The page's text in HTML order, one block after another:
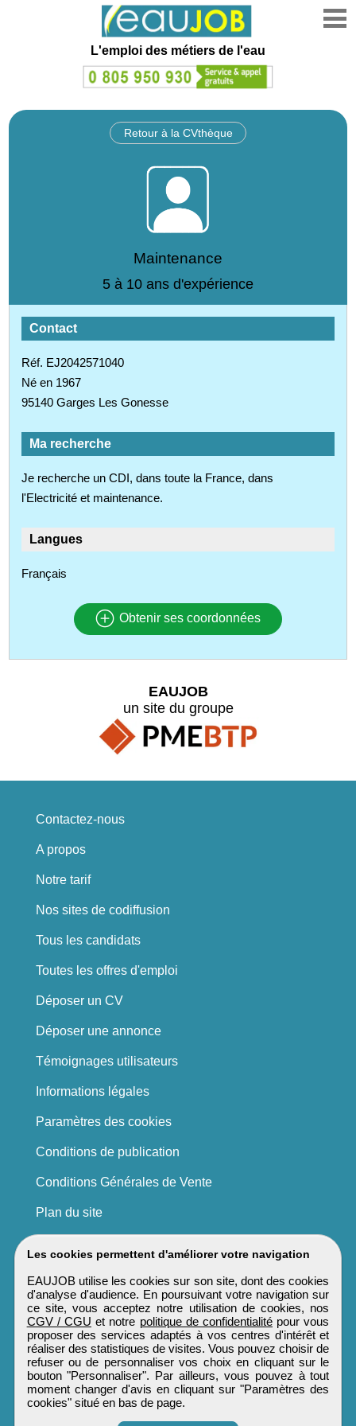
L'emploi des métiers de l'eau
Retour à la CVthèque
Maintenance
5 à 10 ans d'expérience
Contact
Réf. EJ2042571040
Né en 1967
95140 Garges Les Gonesse
Ma recherche
Je recherche un CDI, dans toute la France, dans
l'Electricité et maintenance.
Langues
Français
Obtenir ses coordonnées
Les cookies permettent d'améliorer votre navigation
EAUJOB utilise les cookies sur son site, dont des cookies
d'analyse d'audience. En poursuivant votre navigation sur
ce site, vous acceptez notre utilisation de cookies, nos
CGV / CGU et notre politique de confidentialité pour vous
proposer des services adaptés à vos centres d'intérêt et
réaliser des statistiques de visites. Vous pouvez choisir de
refuser ou de personnaliser vos choix en cliquant sur le
bouton "Personnaliser". Par ailleurs, vous pouvez à tout
moment changer d'avis en cliquant sur "Paramètres des
cookies" situé en bas de page.
EAUJOB
un site du groupe
Contactez-nous
A propos
Notre tarif
Nos sites de codiffusion
Tous les candidats
Toutes les offres d'emploi
Déposer un CV
Déposer une annonce
Témoignages utilisateurs
Informations légales
Paramètres des cookies
Conditions de publication
Conditions Générales de Vente
Plan du site